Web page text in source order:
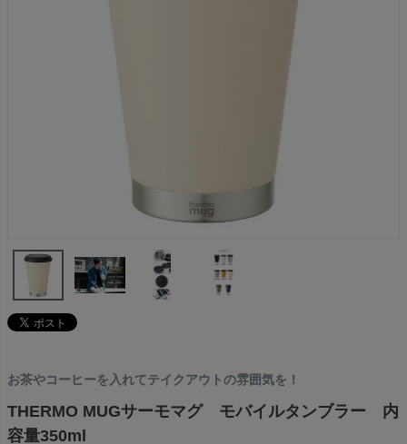
お茶やコーヒーを入れてテイクアウトの雰囲気を！
THERMO MUGサーモマグ モバイルタンブラー 内
容量350ml